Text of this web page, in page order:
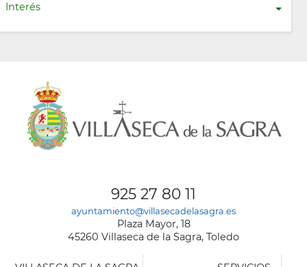
Interés
925 27 80 11
ayuntamiento@villasecadelasagra.es
Plaza Mayor, 18
45260 Villaseca de la Sagra, Toledo